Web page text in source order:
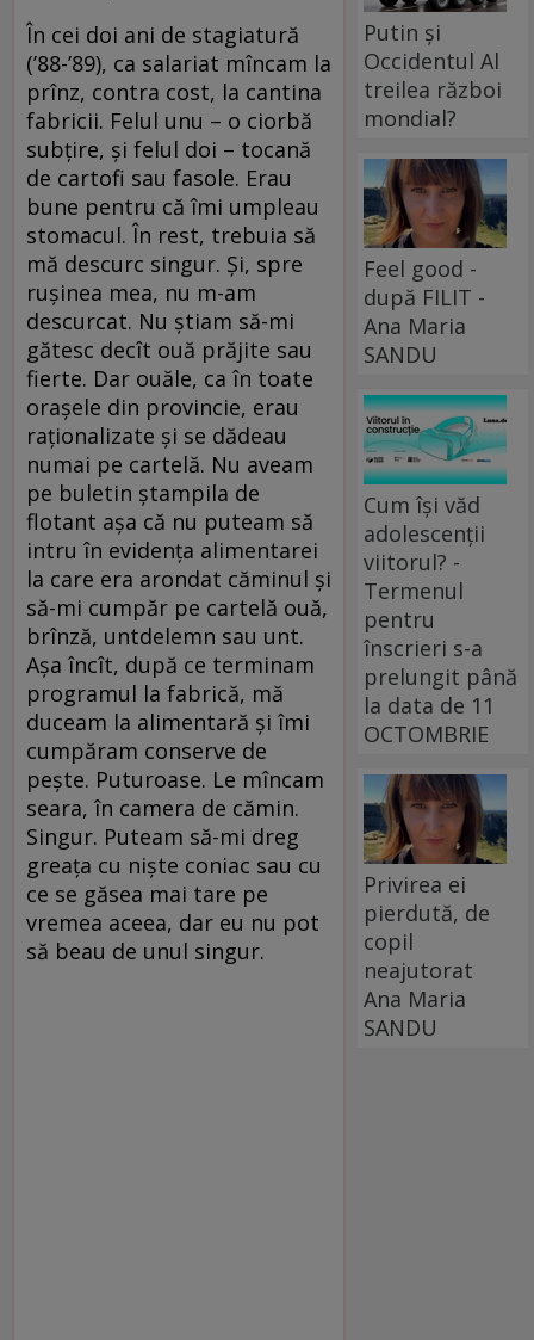
În cei doi ani de stagiatură
(’88-’89), ca salariat mîncam la
prînz, contra cost, la cantina
fabricii. Felul unu – o ciorbă
subţire, şi felul doi – tocană
de cartofi sau fasole. Erau
bune pentru că îmi umpleau
stomacul. În rest, trebuia să
mă descurc singur. Şi, spre
ruşinea mea, nu m-am
descurcat. Nu ştiam să-mi
gătesc decît ouă prăjite sau
fierte. Dar ouăle, ca în toate
oraşele din provincie, erau
raţionalizate şi se dădeau
numai pe cartelă. Nu aveam
pe buletin ştampila de
flotant aşa că nu puteam să
intru în evidenţa alimentarei
la care era arondat căminul şi
să-mi cumpăr pe cartelă ouă,
brînză, untdelemn sau unt.
Aşa încît, după ce terminam
programul la fabrică, mă
duceam la alimentară şi îmi
cumpăram conserve de
peşte. Puturoase. Le mîncam
seara, în camera de cămin.
Singur. Puteam să-mi dreg
greaţa cu nişte coniac sau cu
ce se găsea mai tare pe
vremea aceea, dar eu nu pot
să beau de unul singur.
Putin și
Occidentul Al
treilea război
mondial?
Feel good -
după FILIT -
Ana Maria
SANDU
Cum își văd
adolescenții
viitorul? -
Termenul
pentru
înscrieri s-a
prelungit până
la data de 11
OCTOMBRIE
Privirea ei
pierdută, de
copil
neajutorat
Ana Maria
SANDU